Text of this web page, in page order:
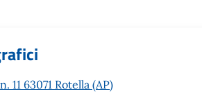
11 63071 Rotella (AP)